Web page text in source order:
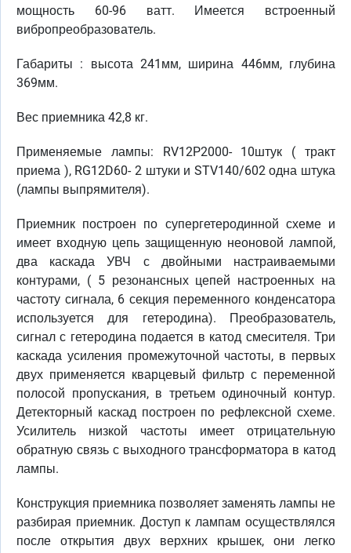
мощность 60-96 ватт. Имеется встроенный
вибропреобразователь.
Габариты : высота 241мм, ширина 446мм, глубина
369мм.
Вес приемника 42,8 кг.
Применяемые лампы: RV12P2000- 10штук ( тракт
приема ), RG12D60- 2 штуки и STV140/602 одна штука
(лампы выпрямителя).
Приемник построен по супергетеродинной схеме и
имеет входную цепь защищенную неоновой лампой,
два каскада УВЧ с двойными настраиваемыми
контурами, ( 5 резонансных цепей настроенных на
частоту сигнала, 6 секция переменного конденсатора
используется для гетеродина). Преобразователь,
сигнал с гетеродина подается в катод смесителя. Три
каскада усиления промежуточной частоты, в первых
двух применяется кварцевый фильтр с переменной
полосой пропускания, в третьем одиночный контур.
Детекторный каскад построен по рефлексной схеме.
Усилитель низкой частоты имеет отрицательную
обратную связь с выходного трансформатора в катод
лампы.
Конструкция приемника позволяет заменять лампы не
разбирая приемник. Доступ к лампам осуществлялся
после открытия двух верхних крышек, они легко